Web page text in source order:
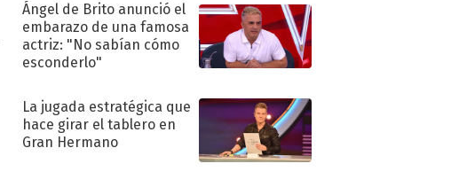
Ángel de Brito anunció el
embarazo de una famosa
actriz: "No sabían cómo
esconderlo"
La jugada estratégica que
hace girar el tablero en
Gran Hermano